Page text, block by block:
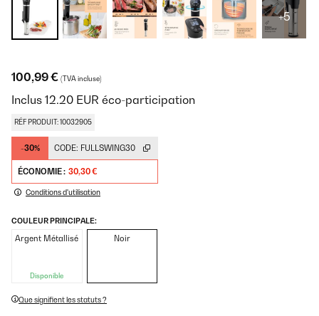
+5
100,99 € (TVA incluse)
Inclus 12.20 EUR éco-participation
RÉF PRODUIT: 10032905
-30% CODE: FULLSWING30
ÉCONOMIE : 30,30 €
Conditions d'utilisation
COULEUR PRINCIPALE:
Argent Métallisé
Disponible
Noir
Que signifient les statuts ?